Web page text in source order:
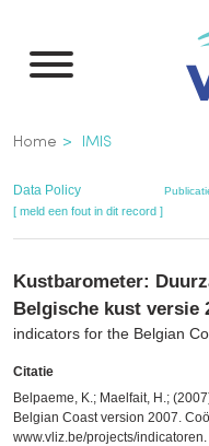
naar
inhoud
gaan
Kruimelpad
Home IMIS
Data Policy
[ meld een fout in dit record ]
Kustbarometer:
Belgische kust versie
indicators for the Belgian
Citatie
Belpaeme, K.; Maelfait, H.;
Belgian Coast version 2007.
www.vliz.be/projects/indicatoren.